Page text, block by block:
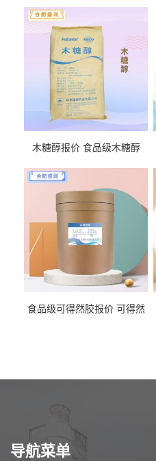
木糖醇报价 食品级木糖醇
食品级可得然胶报价 可得然
导航菜单